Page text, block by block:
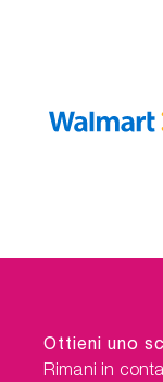
Ottieni uno
Rimani in